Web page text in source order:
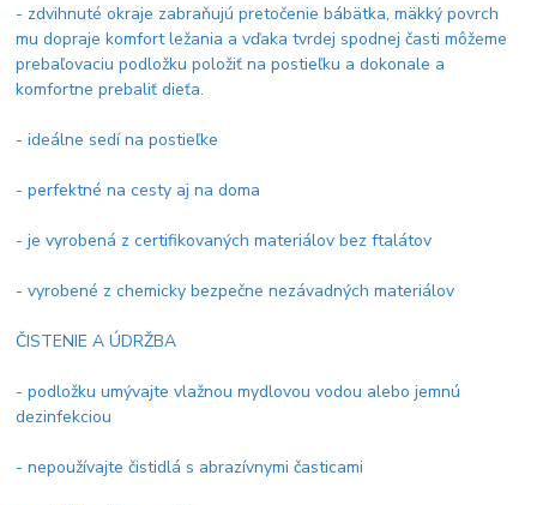
- zdvihnuté okraje zabraňujú pretočenie bábätka, mäkký povrch
mu dopraje komfort ležania a vďaka tvrdej spodnej časti môžeme
prebaľovaciu podložku položiť na postieľku a dokonale a
komfortne prebaliť dieťa.
- ideálne sedí na postieľke
- perfektné na cesty aj na doma
- je vyrobená z certifikovaných materiálov bez ftalátov
- vyrobené z chemicky bezpečne nezávadných materiálov
ČISTENIE A ÚDRŽBA
- podložku umývajte vlažnou mydlovou vodou alebo jemnú
dezinfekciou
- nepoužívajte čistidlá s abrazívnymi časticami